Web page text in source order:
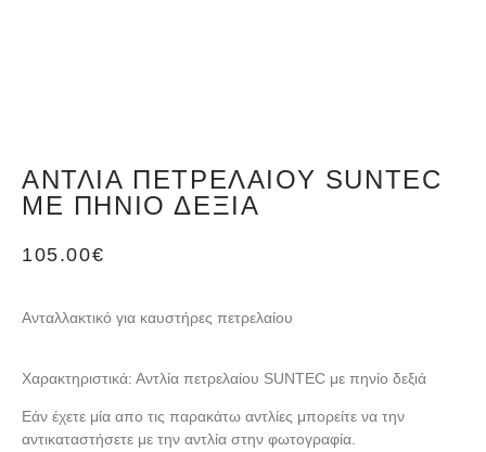
ΑΝΤΛΊΑ ΠΕΤΡΕΛΑΊΟΥ SUNTEC
ΜΕ ΠΗΝΊΟ ΔΕΞΙΆ
105.00€
Ανταλλακτικό για καυστήρες πετρελαίου
Χαρακτηριστικά: Αντλία πετρελαίου SUNTEC με πηνίο δεξιά
Εάν έχετε μία απο τις παρακάτω αντλίες μπορείτε να την
αντικαταστήσετε με την αντλία στην φωτογραφία.